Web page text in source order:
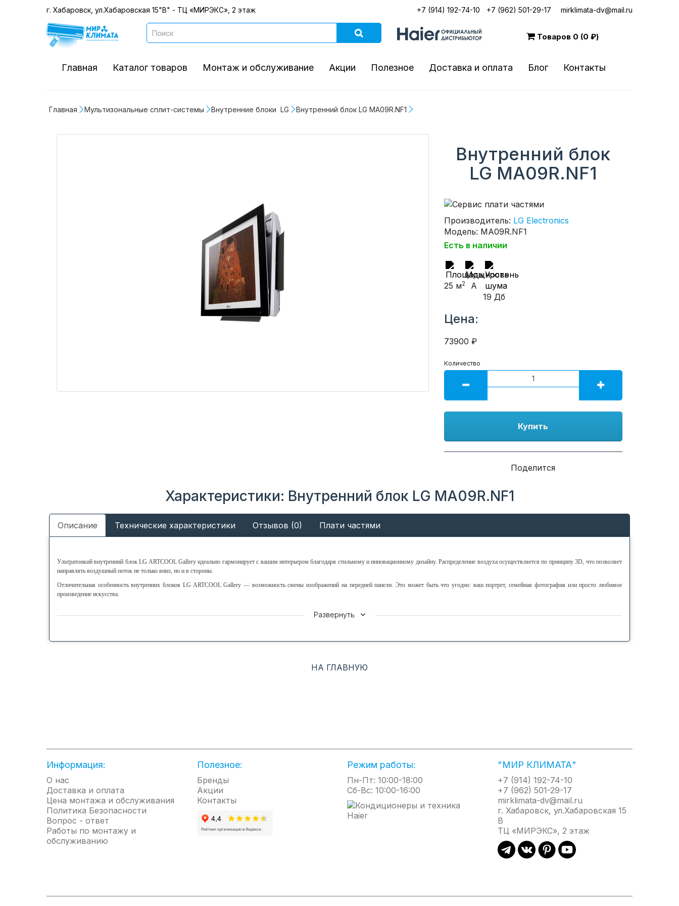
г. Хабаровск, ул.Хабаровская 15"В" - ТЦ «МИРЭКС», 2 этаж +7 (914) 192-74-10 +7 (962) 501-29-17 mirklimata-dv@mail.ru
Товаров 0 (0 ₽)
Главная Каталог товаров Монтаж и обслуживание Акции Полезное Доставка и оплата Блог Контакты
Главная Мультизональные сплит-системы Внутренние блоки  LG Внутренний блок LG MA09R.NF1
Внутренний блок
LG MA09R.NF1
Производитель: LG Electronics
Модель: MA09R.NF1
Есть в наличии
25 м2
A
19 Дб
Цена:
73900 ₽
Количество
Купить
Поделится
Характеристики: Внутренний блок LG MA09R.NF1
Описание Технические характеристики Отзывов (0) Плати частями
Ультратонкий внутренний блок LG ARTCOOL Gallery идеально гармонирует с вашим интерьером благодаря стильному и инновационному дизайну. Распределение воздуха осуществляется по принципу 3D, что позволяет
направлять воздушный поток не только вниз, но и в стороны.
Отличительная особенность внутренних блоков LG ARTCOOL Gallery — возможность смены изображений на передней панели. Это может быть что угодно: ваш портрет, семейная фотография или просто любимое
произведение искусства.
ХАРАКТЕРИСТИКИ
● Управление и самодиагностика через WiFi модуль (опция)
Развернуть
НА ГЛАВНУЮ
Информация:
О нас
Доставка и оплата
Цена монтажа и обслуживания
Политика Безопасности
Вопрос - ответ
Работы по монтажу и
обслуживанию
Полезное:
Бренды
Акции
Контакты
Режим работы:
Пн-Пт: 10:00-18:00
Сб-Вс: 10:00-16:00
"МИР КЛИМАТА"
+7 (914) 192-74-10
+7 (962) 501-29-17
mirklimata-dv@mail.ru
г. Хабаровск, ул.Хабаровская 15
В
ТЦ «МИРЭКС», 2 этаж